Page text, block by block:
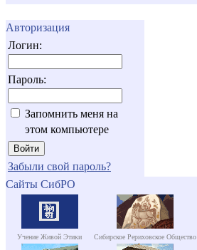
Авторизация
Логин:
Пароль:
Запомнить меня на
этом компьютере
Забыли свой пароль?
Сайты СибРО
Учение Живой Этики Сибирское Рериховское Общество